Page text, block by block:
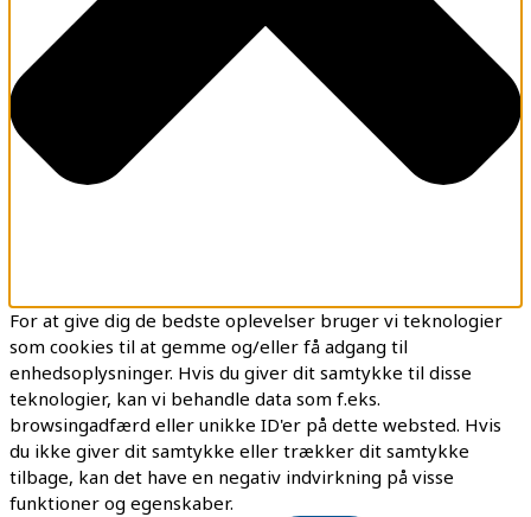
For at give dig de bedste oplevelser bruger vi teknologier
som cookies til at gemme og/eller få adgang til
enhedsoplysninger. Hvis du giver dit samtykke til disse
teknologier, kan vi behandle data som f.eks.
browsingadfærd eller unikke ID'er på dette websted. Hvis
du ikke giver dit samtykke eller trækker dit samtykke
tilbage, kan det have en negativ indvirkning på visse
funktioner og egenskaber.